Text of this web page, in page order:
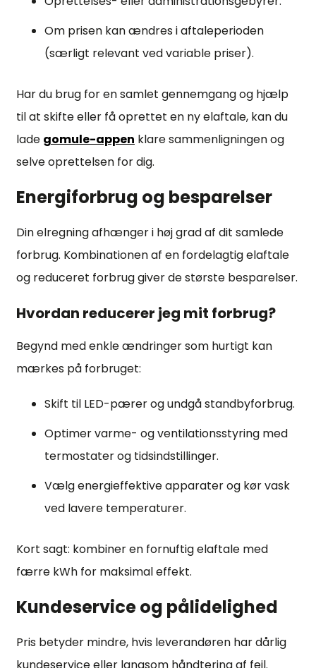
Om prisen kan ændres i aftaleperioden
(særligt relevant ved variable priser).
Har du brug for en samlet gennemgang og hjælp
til at skifte eller få oprettet en ny elaftale, kan du
lade gomule-appen klare sammenligningen og
selve oprettelsen for dig.
Energiforbrug og besparelser
Din elregning afhænger i høj grad af dit samlede
forbrug. Kombinationen af en fordelagtig elaftale
og reduceret forbrug giver de største besparelser.
Hvordan reducerer jeg mit forbrug?
Begynd med enkle ændringer som hurtigt kan
mærkes på forbruget:
Skift til LED-pærer og undgå standbyforbrug.
Optimer varme- og ventilationsstyring med
termostater og tidsindstillinger.
Vælg energieffektive apparater og kør vask
ved lavere temperaturer.
Kort sagt: kombiner en fornuftig elaftale med
færre kWh for maksimal effekt.
Kundeservice og pålidelighed
Pris betyder mindre, hvis leverandøren har dårlig